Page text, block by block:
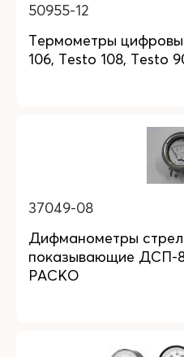
50955-12
Термометры
106, Testo 108, Testo
37049-08
Дифманометры
показывающие
РАСКО